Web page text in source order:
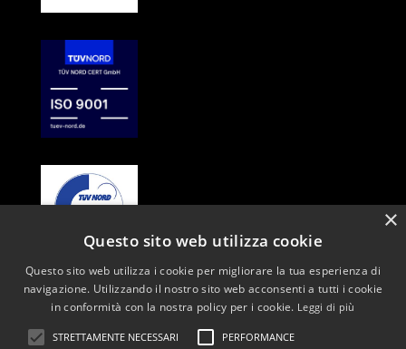
CHI SIAMO
GENERAL CONTRACTOR
REALIZZAZIONI
×
Questo sito web utilizza cookie
Questo sito web utilizza i cookie per migliorare la tua esperienza di
navigazione. Utilizzando il nostro sito web acconsenti a tutti i cookie
in conformità con la nostra policy per i cookie. Leggi di più
STRETTAMENTE NECESSARI PERFORMANCE